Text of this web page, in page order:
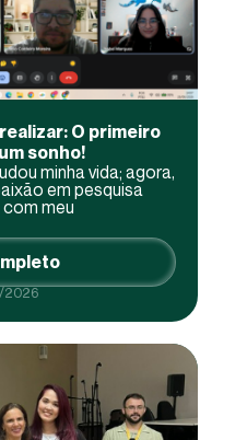
O primeiro
sonho!
minha vida; agora,
em pesquisa
meu
2026